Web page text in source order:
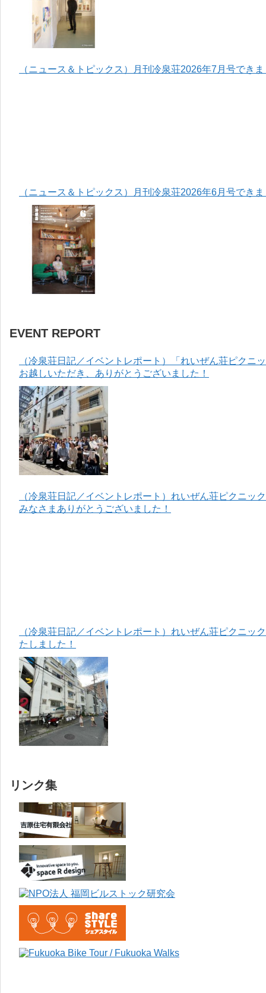
（ニュース＆トピックス）月刊冷泉荘2026年7月号でき
（ニュース＆トピックス）月刊冷泉荘2026年6月号でき
EVENT REPORT
（冷泉荘日記／イベントレポート）「れいぜん荘ピクニ
お越しいただき、ありがとうございました！
（冷泉荘日記／イベントレポート）れいぜん荘ピクニッ
みなさまありがとうございました！
（冷泉荘日記／イベントレポート）れいぜん荘ピクニッ
たしました！
リンク集